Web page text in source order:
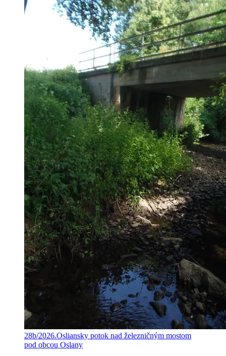
28b/2026.Osliansky potok nad železničným mostom
pod obcou Oslany